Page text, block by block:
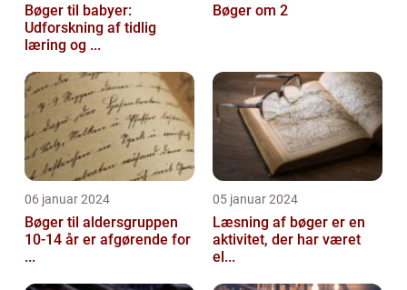
Bøger til babyer:
Udforskning af tidlig
læring og ...
Bøger om 2
06 januar 2024
Bøger til aldersgruppen
10-14 år er afgørende for
...
05 januar 2024
Læsning af bøger er en
aktivitet, der har været
el...